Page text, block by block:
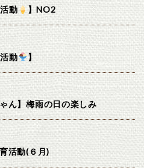
動 】NO2
動 】
ん】梅雨の日の楽しみ
活動(６月)